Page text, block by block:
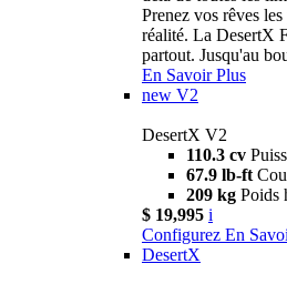
Prenez vos rêves
réalité. La DesertX
partout. Jusqu'au
En Savoir Plus
new V2
DesertX V2
110.3 cv
67.9 lb-ft
209 kg Poids
$ 19,995 i
Configurez En
DesertX